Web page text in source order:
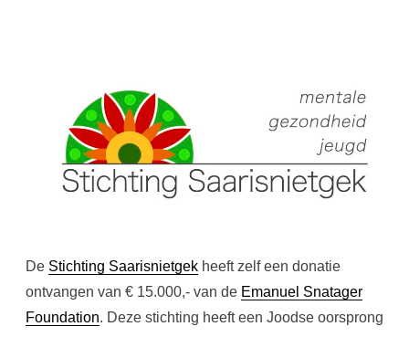
De Stichting Saarisnietgek heeft zelf een donatie
ontvangen van € 15.000,- van de Emanuel Snatager
Foundation. Deze stichting heeft een Joodse oorsprong